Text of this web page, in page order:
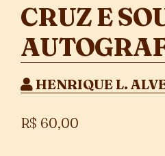
CRUZ E
HENRIQUE L.
R$ 60,00